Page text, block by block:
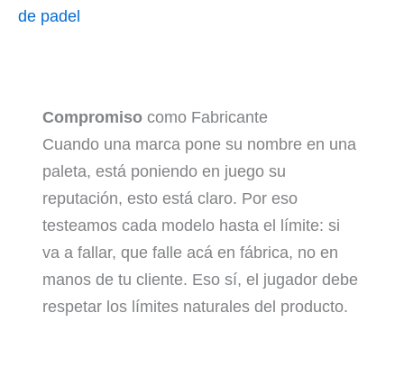
de padel
Compromiso como Fabricante
Cuando una marca pone su nombre en una
paleta, está poniendo en juego su
reputación, esto está claro. Por eso
testeamos cada modelo hasta el límite: si
va a fallar, que falle acá en fábrica, no en
manos de tu cliente. Eso sí, el jugador debe
respetar los límites naturales del producto.